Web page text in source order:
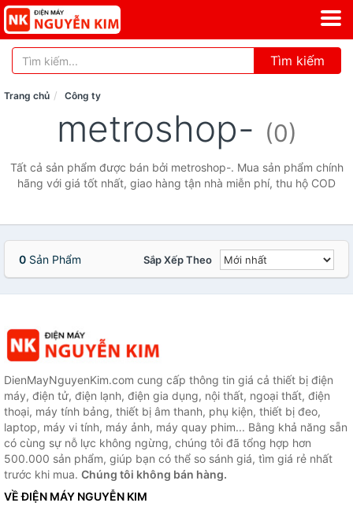
Tìm kiếm
Trang chủ Công ty
metroshop- (0)
Tất cả sản phẩm được bán bởi metroshop-. Mua sản phẩm chính
hãng với giá tốt nhất, giao hàng tận nhà miễn phí, thu hộ COD
0 Sản Phẩm Sắp Xếp Theo
DienMayNguyenKim.com cung cấp thông tin giá cả thiết bị điện
máy, điện tử, điện lạnh, điện gia dụng, nội thất, ngoại thất, điện
thoại, máy tính bảng, thiết bị âm thanh, phụ kiện, thiết bị đeo,
laptop, máy vi tính, máy ảnh, máy quay phim... Bằng khả năng sẵn
có cùng sự nỗ lực không ngừng, chúng tôi đã tổng hợp hơn
500.000 sản phẩm, giúp bạn có thể so sánh giá, tìm giá rẻ nhất
trước khi mua. Chúng tôi không bán hàng.
VỀ ĐIỆN MÁY NGUYỄN KIM